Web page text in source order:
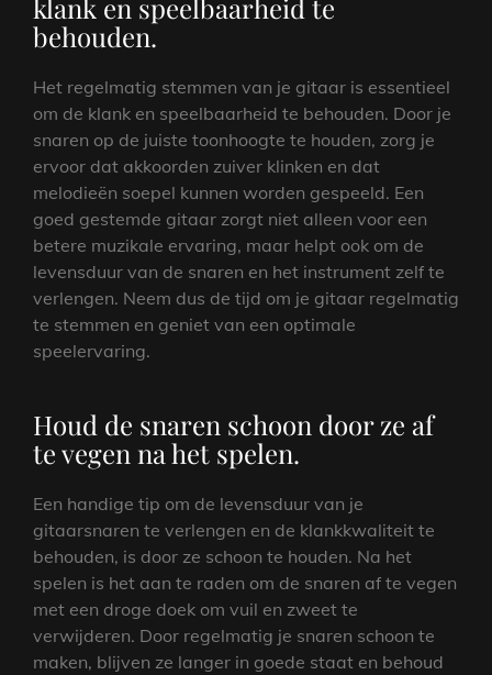
klank en speelbaarheid te
behouden.
Het regelmatig stemmen van je gitaar is essentieel
om de klank en speelbaarheid te behouden. Door je
snaren op de juiste toonhoogte te houden, zorg je
ervoor dat akkoorden zuiver klinken en dat
melodieën soepel kunnen worden gespeeld. Een
goed gestemde gitaar zorgt niet alleen voor een
betere muzikale ervaring, maar helpt ook om de
levensduur van de snaren en het instrument zelf te
verlengen. Neem dus de tijd om je gitaar regelmatig
te stemmen en geniet van een optimale
speelervaring.
Houd de snaren schoon door ze af
te vegen na het spelen.
Een handige tip om de levensduur van je
gitaarsnaren te verlengen en de klankkwaliteit te
behouden, is door ze schoon te houden. Na het
spelen is het aan te raden om de snaren af te vegen
met een droge doek om vuil en zweet te
verwijderen. Door regelmatig je snaren schoon te
maken, blijven ze langer in goede staat en behoud